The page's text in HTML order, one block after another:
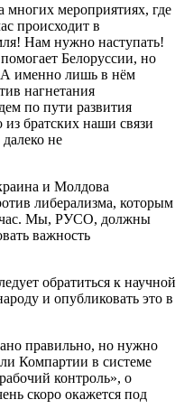
мероприятиях, где
происходит в
Нам нужно наступать!
Белоруссии, но
А именно лишь в нём
нагнетания
по пути развития
братских наши связи
не
и Молдова
либерализма, которым
Мы, РУСО, должны
важность
обратиться к научной
и опубликовать это в
правильно, но нужно
Компартии в системе
контроль», о
скоро окажется под